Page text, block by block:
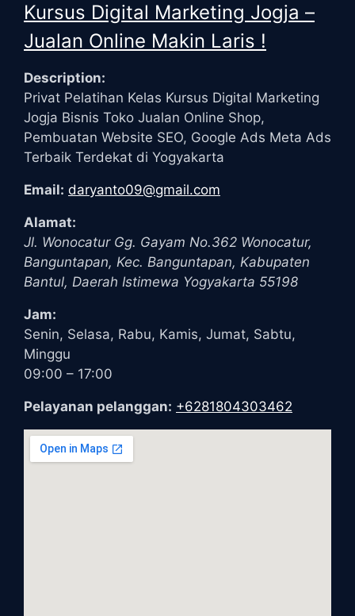
Kursus Digital Marketing Jogja –
Jualan Online Makin Laris !
Description:
Privat Pelatihan Kelas Kursus Digital Marketing
Jogja Bisnis Toko Jualan Online Shop,
Pembuatan Website SEO, Google Ads Meta Ads
Terbaik Terdekat di Yogyakarta
Email: daryanto09@gmail.com
Alamat:
Jl. Wonocatur Gg. Gayam No.362 Wonocatur,
Banguntapan, Kec. Banguntapan, Kabupaten
Bantul, Daerah Istimewa Yogyakarta 55198
Jam:
Senin, Selasa, Rabu, Kamis, Jumat, Sabtu,
Minggu
09:00 – 17:00
Pelayanan pelanggan: +6281804303462